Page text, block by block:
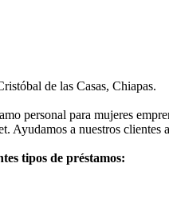
de las Casas, Chiapas.
personal para mujeres
a nuestros clientes
tipos de préstamos: